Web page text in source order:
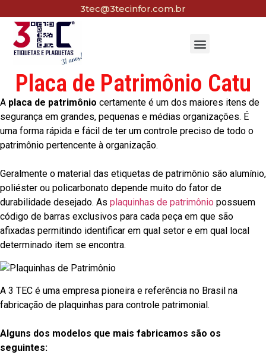
3tec@3tecinfor.com.br
Placa de Patrimônio Catu
A placa de patrimônio certamente é um dos maiores itens de
segurança em grandes, pequenas e médias organizações. É
uma forma rápida e fácil de ter um controle preciso de todo o
patrimônio pertencente à organização.
Geralmente o material das etiquetas de patrimônio são alumínio,
poliéster ou policarbonato depende muito do fator de
durabilidade desejado. As plaquinhas de patrimônio possuem
código de barras exclusivos para cada peça em que são
afixadas permitindo identificar em qual setor e em qual local
determinado item se encontra.
A 3 TEC é uma empresa pioneira e referência no Brasil na
fabricação de plaquinhas para controle patrimonial.
Alguns dos modelos que mais fabricamos são os
seguintes: